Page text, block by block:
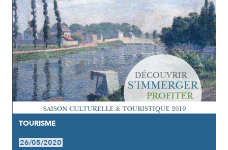
TOURISME
26/05/2020